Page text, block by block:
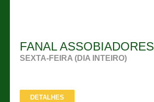
FANAL ASSOBIADORES
SEXTA-FEIRA (DIA INTEIRO)
DETALHES